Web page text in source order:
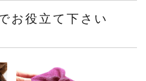
お役立て下さい